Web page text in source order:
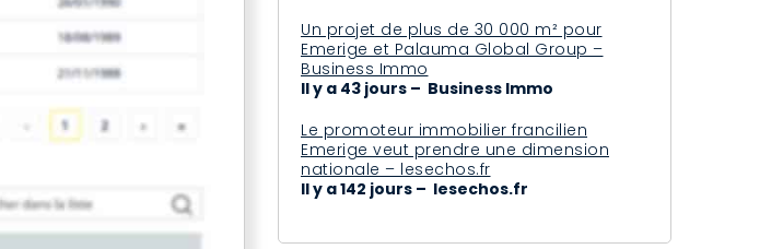
Un projet de plus de 30 000 m² pour
Emerige et Palauma Global Group –
Business Immo
Il y a 43 jours – Business Immo
Le promoteur immobilier francilien
Emerige veut prendre une dimension
nationale – lesechos.fr
Il y a 142 jours – lesechos.fr